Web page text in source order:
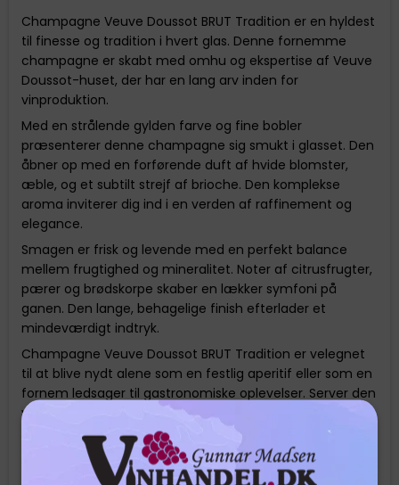
Champagne Veuve Doussot BRUT Tradition er en hyldest
til finesse og tradition i hvert glas. Denne fornemme
champagne er skabt med omhu og ekspertise af Veuve
Doussot-huset, der har en lang arv inden for
vinproduktion.
Med en strålende gylden farve og fine bobler
præsenterer denne champagne sig smukt i glasset. Den
åbner op med en forførende duft af hvide blomster,
æble, og et subtilt strejf af brioche. Den komplekse
aroma inviterer dig ind i en verden af raffinement og
elegance.
Smagen er frisk og levende med en perfekt balance
mellem frugtighed og mineralitet. Noter af citrusfrugter,
pærer og brødskorpe skaber en lækker symfoni på
ganen. Den lange, behagelige finish efterlader et
mindeværdigt indtryk.
Champagne Veuve Doussot BRUT Tradition er velegnet
til at blive nydt alene som en festlig aperitif eller som en
fornem ledsager til gastronomiske oplevelser. Server den
ved en kølig temperatur for at fremhæve dens
kompleksitet. Lad dine smagsløg glæde sig over denne
sublime champagne, der fejrer tradition og kvalitet fra
start til slut. Skål for uforglemmelige øjeblikke med